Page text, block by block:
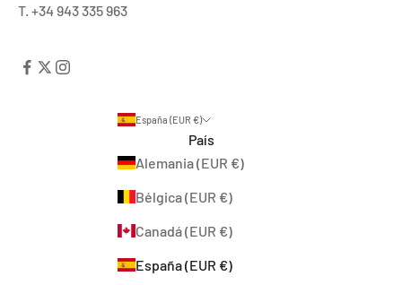
T. +34 943 335 963
España (EUR €)
País
Alemania (EUR €)
Bélgica (EUR €)
Canadá (EUR €)
España (EUR €)